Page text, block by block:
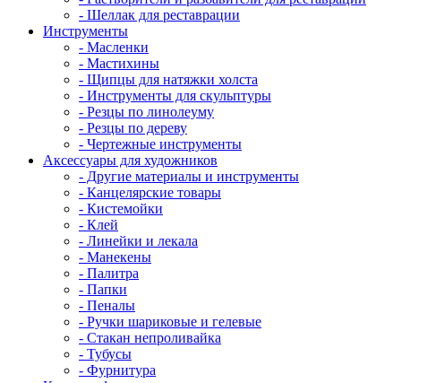
- Шеллак для реставрации
Инструменты
- Масленки
- Мастихины
- Щипцы для натяжки холста
- Инструменты для скульптуры
- Резцы по линолеуму
- Резцы по дереву
- Чертежные инструменты
Аксессуары для художников
- Другие материалы и инструменты
- Канцелярские товары
- Кистемойки
- Клей
- Линейки и лекала
- Манекены
- Палитра
- Папки
- Пеналы
- Ручки шариковые и гелевые
- Стакан непроливайка
- Тубусы
- Фурнитура